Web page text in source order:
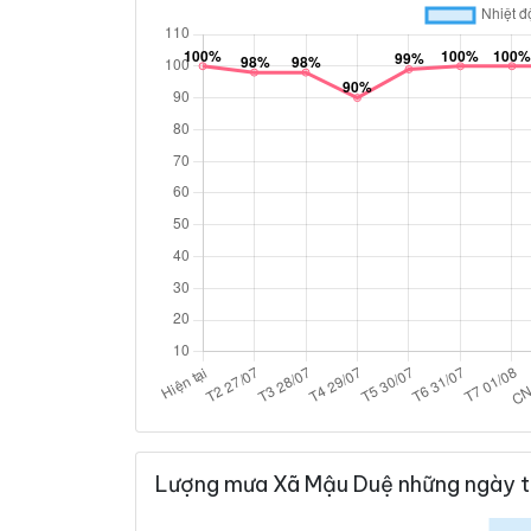
Lượng mưa Xã Mậu Duệ những ngày